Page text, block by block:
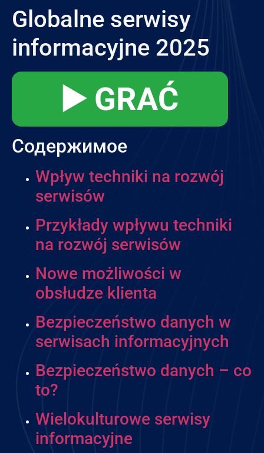
Globalne serwisy
informacyjne 2025
▶️ GRAĆ
Содержимое
Wpływ techniki na rozwój
serwisów
Przykłady wpływu techniki
na rozwój serwisów
Nowe możliwości w
obsłudze klienta
Bezpieczeństwo danych w
serwisach informacyjnych
Bezpieczeństwo danych – co
to?
Wielokulturowe serwisy
informacyjne